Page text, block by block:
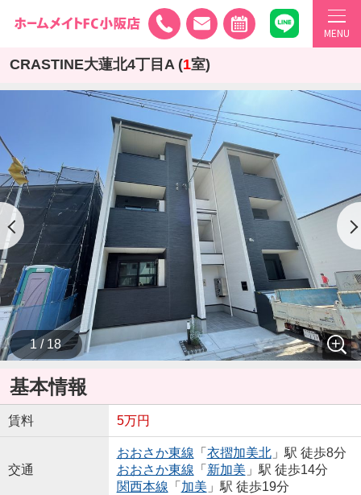
MENU
CRASTINE大蓮北4丁目A (1室)
1 / 18
基本情報
賃料 5万円
交通
おおさか東線 「 衣摺加美北」駅 徒歩8分
おおさか東線 「 新加美 」駅 徒歩14分
関西本線 「 加美 」駅 徒歩19分